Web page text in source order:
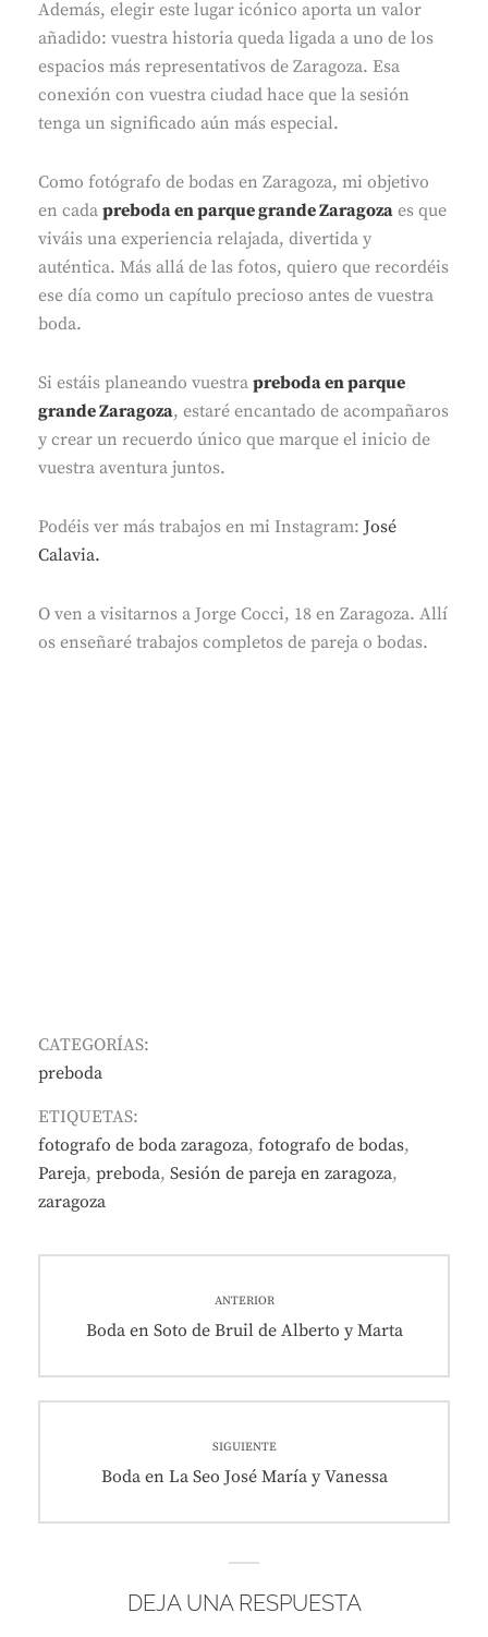
Además, elegir este lugar icónico aporta un valor
añadido: vuestra historia queda ligada a uno de los
espacios más representativos de Zaragoza. Esa
conexión con vuestra ciudad hace que la sesión
tenga un significado aún más especial.
Como fotógrafo de bodas en Zaragoza, mi objetivo
en cada preboda en parque grande Zaragoza es que
viváis una experiencia relajada, divertida y
auténtica. Más allá de las fotos, quiero que recordéis
ese día como un capítulo precioso antes de vuestra
boda.
Si estáis planeando vuestra preboda en parque
grande Zaragoza, estaré encantado de acompañaros
y crear un recuerdo único que marque el inicio de
vuestra aventura juntos.
Podéis ver más trabajos en mi Instagram: José
Calavia.
O ven a visitarnos a Jorge Cocci, 18 en Zaragoza. Allí
os enseñaré trabajos completos de pareja o bodas.
CATEGORÍAS:
preboda
ETIQUETAS:
fotografo de boda zaragoza, fotografo de bodas,
Pareja, preboda, Sesión de pareja en zaragoza,
zaragoza
entradas
ANTERIOR
Entrada
Boda en Soto de Bruil de Alberto y Marta
SIGUIENTE
Entrada
Boda en La Seo José María y Vanessa
DEJA UNA RESPUESTA